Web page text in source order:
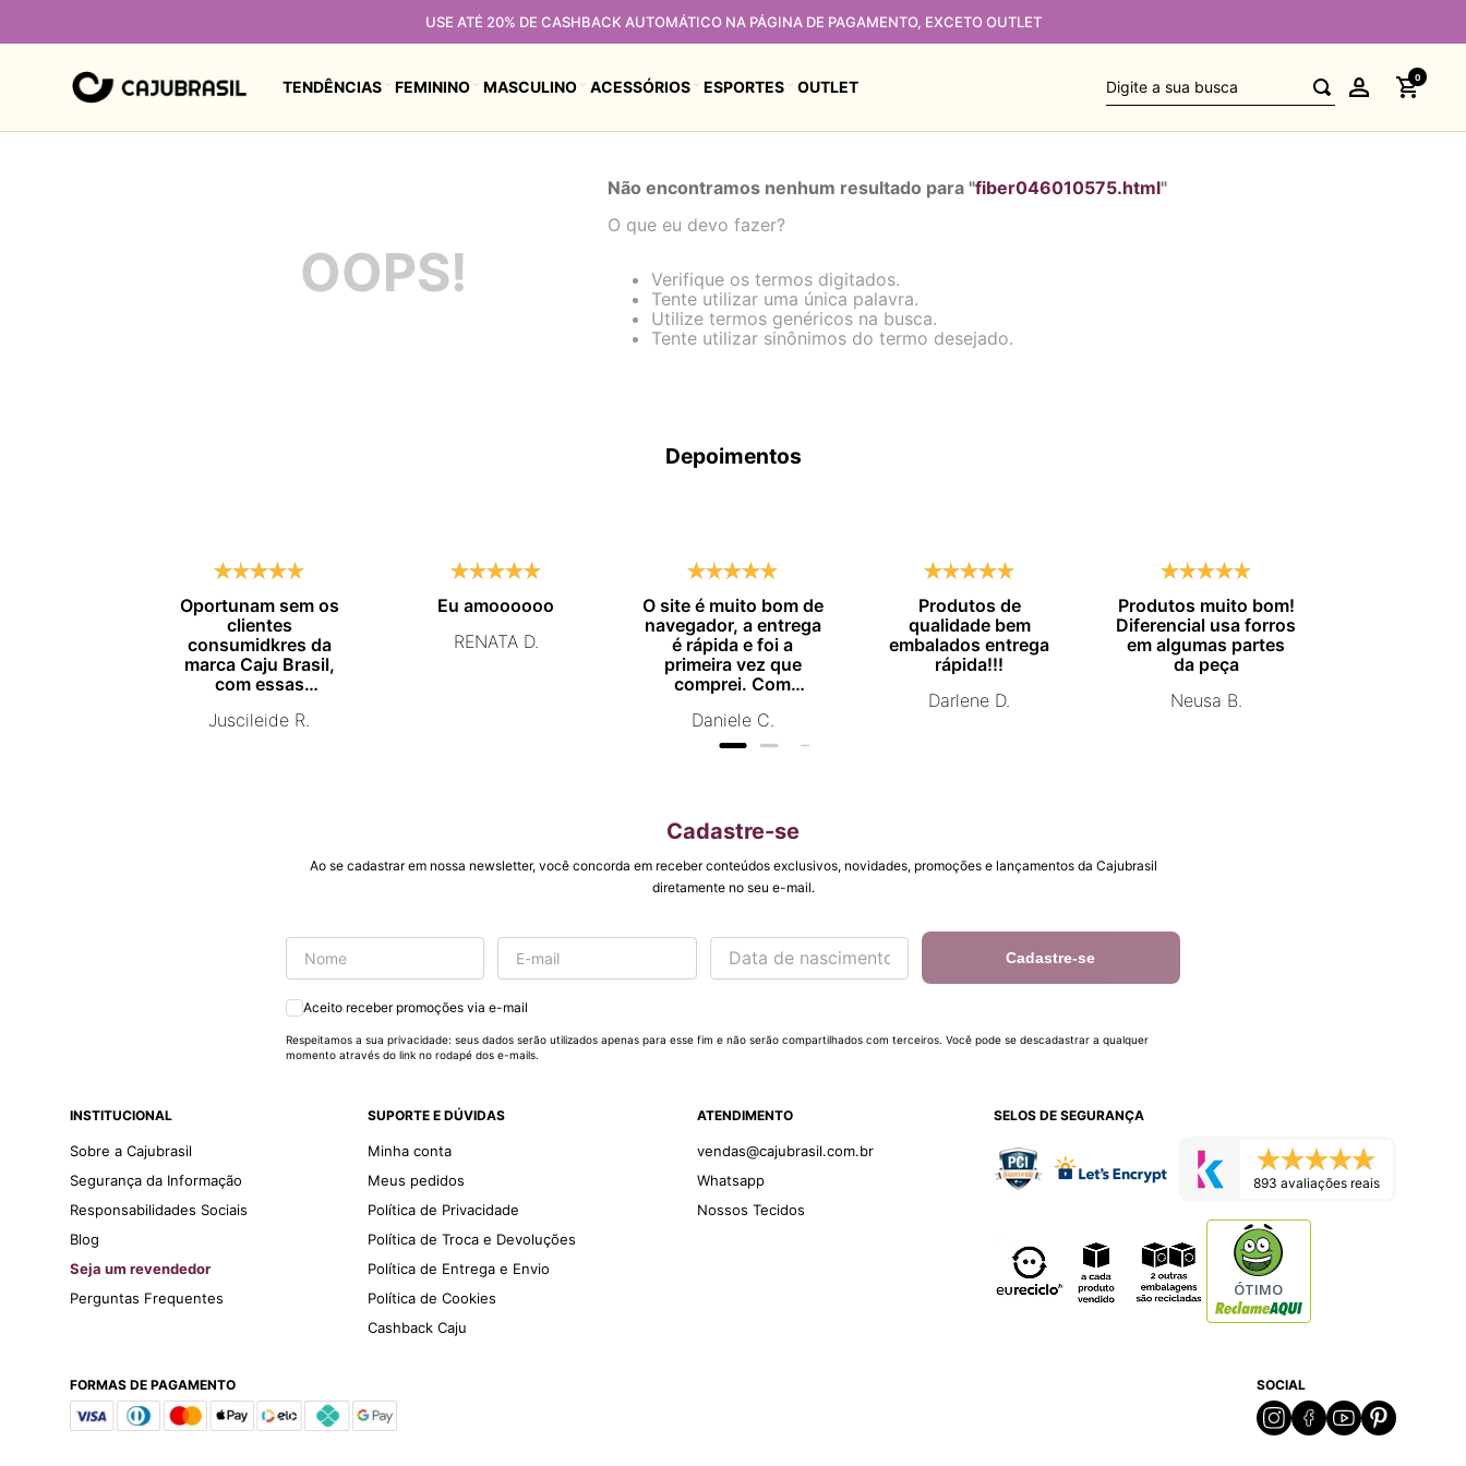
USE ATÉ 20% DE CASHBACK AUTOMÁTICO NA PÁGINA DE PAGAMENTO, EXCETO OUTLET
TENDÊNCIAS FEMININO MASCULINO ACESSÓRIOS ESPORTES OUTLET Digite a sua busca 0
OOPS!
Não encontramos nenhum resultado para "fiber046010575.html"
O que eu devo fazer?
Verifique os termos digitados.
Tente utilizar uma única palavra.
Utilize termos genéricos na busca.
Tente utilizar sinônimos do termo desejado.
Depoimentos
Oportunam sem os
clientes
consumidkres da
marca Caju Brasil,
com essas
promocionais de
Juscileide R.
Eu amoooooo
RENATA D.
O site é muito bom de
navegador, a entrega
é rápida e foi a
primeira vez que
comprei. Com
novamente.
Daniele C.
Produtos de
qualidade bem
embalados entrega
rápida!!!
Darlene D.
Produtos muito bom!
Diferencial usa forros
em algumas partes
da peça
Neusa B.
Cadastre-se
Ao se cadastrar em nossa newsletter, você concorda em receber conteúdos exclusivos, novidades, promoções e lançamentos da Cajubrasil
diretamente no seu e-mail.
Cadastre-se
Aceito receber promoções via e-mail
Respeitamos a sua privacidade: seus dados serão utilizados apenas para esse fim e não serão compartilhados com terceiros. Você pode se descadastrar a qualquer
momento através do link no rodapé dos e-mails.
INSTITUCIONAL
Sobre a Cajubrasil
Segurança da Informação
Responsabilidades Sociais
Blog
Seja um revendedor
Perguntas Frequentes
SUPORTE E DÚVIDAS
Minha conta
Meus pedidos
Política de Privacidade
Política de Troca e Devoluções
Política de Entrega e Envio
Política de Cookies
Cashback Caju
ATENDIMENTO
vendas@cajubrasil.com.br
Whatsapp
Nossos Tecidos
SELOS DE SEGURANÇA
893 avaliações reais
ÓTIMO
FORMAS DE PAGAMENTO SOCIAL